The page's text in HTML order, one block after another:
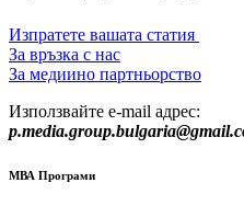
Изпратете вашата статия
За връзка с нас
За медиино партньорство
Използвайте e-mail адрес:
МВА Програми